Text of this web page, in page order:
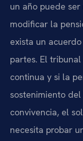
un año puede
modificar la
exista un
partes. El
continua y si la
sostenimiento
convivencia, el
necesita probar